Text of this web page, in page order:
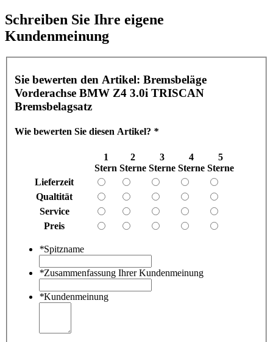
Schreiben Sie Ihre eigene
Kundenmeinung
Sie bewerten den Artikel: Bremsbeläge
Vorderachse BMW Z4 3.0i TRISCAN
Bremsbelagsatz
Wie bewerten Sie diesen Artikel? *
1
Stern
2
Sterne
3
Sterne
4
Sterne
5
Sterne
Lieferzeit
Qualtität
Service
Preis
*Spitzname
*Zusammenfassung Ihrer Kundenmeinung
*Kundenmeinung